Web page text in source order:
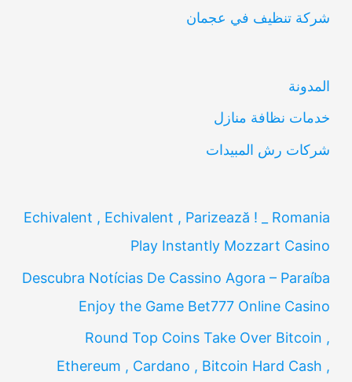
ث
شركة تنظيف في عجمان
المدونة
خدمات نظافة منازل
شركات رش المبيدات
Echivalent , Echivalent , Parizează ! _ Romania
Play Instantly Mozzart Casino
Descubra Notícias De Cassino Agora – Paraíba
Enjoy the Game Bet777 Online Casino
Round Top Coins Take Over Bitcoin ,
Ethereum , Cardano , Bitcoin Hard Cash ,